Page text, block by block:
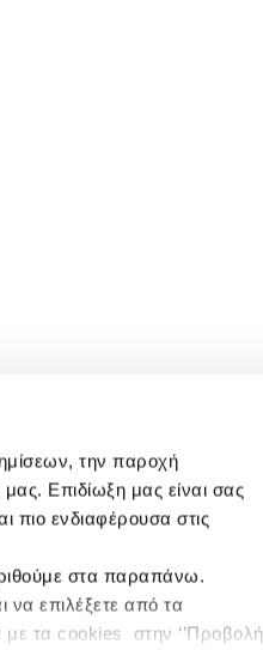
την παροχή
Επιδίωξη μας είναι σας
πιο ενδιαφέρουσα στις
στα παραπάνω.
να επιλέξετε από τα
με τα cookies στην ‘’Προβολή